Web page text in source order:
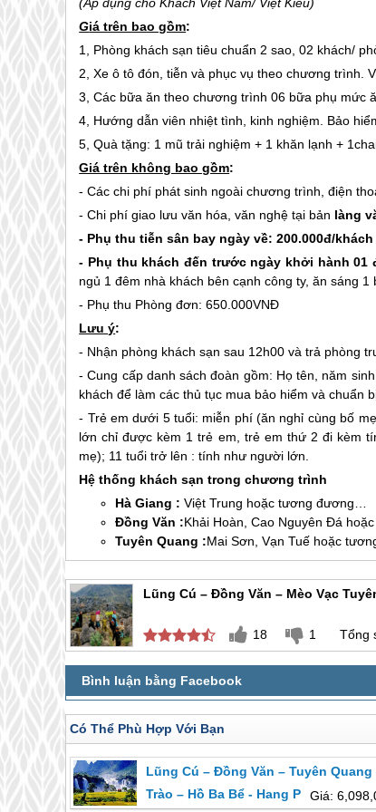
Giá trên bao gồm:
1, Phòng khách sạn tiêu chuẩn 2 sao, 02 khách/
2, Xe ô tô đón, tiễn và phục vụ theo chương trình.
3, Các bữa ăn theo chương trình 06 bữa phụ mức
4, Hướng dẫn viên nhiệt tình, kinh nghiệm. Bảo
5, Quà tặng: 1 mũ trải nghiệm + 1 khăn lạnh +
Giá trên không bao gồm:
- Các chi phí phát sinh ngoài chương trình, điện
- Chi phí giao lưu văn hóa, văn nghệ tại bản làng
- Phụ thu tiễn sân bay ngày về: 200.000đ/
- Phụ thu khách đến trước ngày khởi hành 01
ngủ 1 đêm nhà khách bên cạnh công ty, ăn sáng 1
- Phụ thu Phòng đơn: 650.000VNĐ
Lưu ý:
- Nhận phòng khách sạn sau 12h00 và trả phòng
- Cung cấp danh sách đoàn gồm: Họ tên, năm
khách để làm các thủ tục mua bảo hiểm và chuẩn
- Trẻ em dưới 5 tuổi: miễn phí (ăn nghỉ cùng bố
lớn chỉ được kèm 1 trẻ em, trẻ em thứ 2 đi kèm
mẹ); 11 tuổi trở lên : tính như người lớn.
Hệ thống khách sạn trong chương trình
Hà Giang :Việt Trung hoặc tương đương…
Đồng Văn :Khải Hoàn, Cao Nguyên Đá
Tuyên Quang :Mai Sơn, Vạn Tuế hoặc
Lũng Cú – Đồng Văn – Mèo Vạc
18 1
Có Thể Phù Hợp Với Bạn
Lũng Cú – Đồng Văn – Tuyên Quang
Trào – Hồ Ba Bể - Hang Pắc Pó –
Giá: